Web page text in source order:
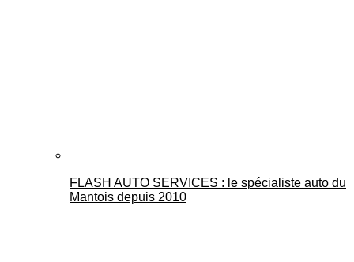
FLASH AUTO SERVICES : le spécialiste auto du
Mantois depuis 2010